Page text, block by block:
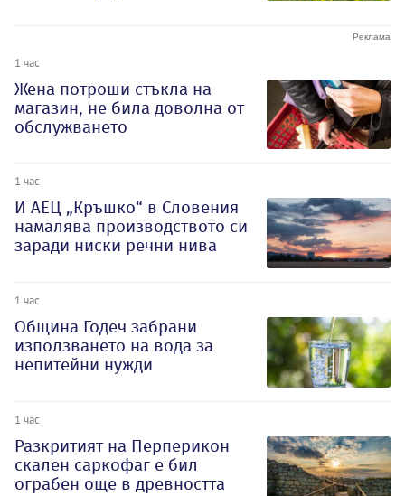
1 час
Жена потроши стъкла на
магазин, не била доволна от
обслужването
1 час
И АЕЦ „Кръшко“ в Словения
намалява производството си
заради ниски речни нива
1 час
Община Годеч забрани
използването на вода за
непитейни нужди
1 час
Разкритият на Перперикон
скален саркофаг е бил
ограбен още в древността